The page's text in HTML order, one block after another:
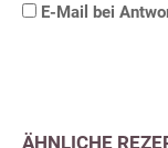
E-Mail bei
ÄHNLICHE